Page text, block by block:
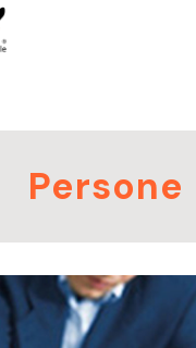
Persone